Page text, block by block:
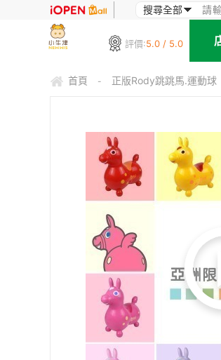
評價:5.0 / 5.0
首頁 - 正版Rody跳跳馬.運動球